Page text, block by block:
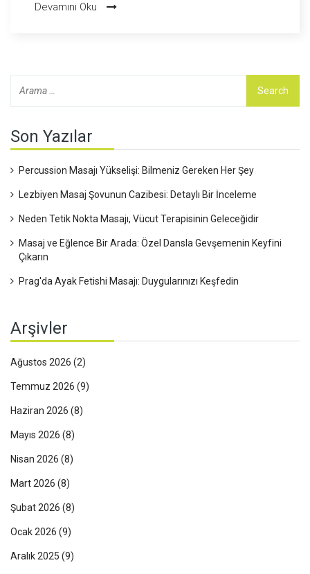
rehber.
Devamını Oku
Son Yazılar
Percussion Masajı Yükselişi: Bilmeniz Gereken Her Şey
Lezbiyen Masaj Şovunun Cazibesi: Detaylı Bir İnceleme
Neden Tetik Nokta Masajı, Vücut Terapisinin Geleceğidir
Masaj ve Eğlence Bir Arada: Özel Dansla Gevşemenin Keyfini
Çıkarın
Prag'da Ayak Fetishi Masajı: Duygularınızı Keşfedin
Arşivler
Ağustos 2026 (2)
Temmuz 2026 (9)
Haziran 2026 (8)
Mayıs 2026 (8)
Nisan 2026 (8)
Mart 2026 (8)
Şubat 2026 (8)
Ocak 2026 (9)
Aralık 2025 (9)